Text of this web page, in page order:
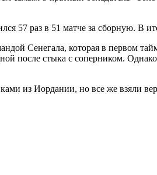
57 раз в 51 матче за сборную. В
Сенегала, которая в первом
после стыка с соперником.
из Иордании, но все же взяли